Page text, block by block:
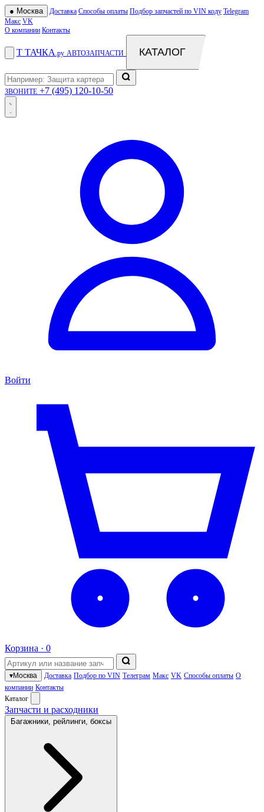
● Москва Доставка Способы оплаты Подбор запчастей по VIN коду Telegram
Макс VK
О компании Контакты
Т ТАЧКА .ру АВТОЗАПЧАСТИ КАТАЛОГ
ЗВОНИТЕ +7 (495) 120-10-50
Войти
Корзина · 0
▾Москва Доставка Подбор по VIN Телеграм Макс VK Способы оплаты О
компании Контакты
Каталог
Запчасти и расходники
Багажники, рейлинги, боксы